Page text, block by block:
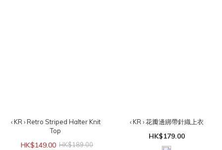
‹ KR › Retro Striped Halter Knit
Top
HK$149.00 HK$189.00
‹ KR › 花瓣邊綁帶針織上衣
HK$179.00